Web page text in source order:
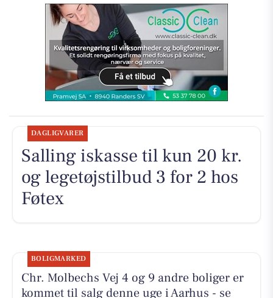
DAGLIGVARER
Salling iskasse til kun 20 kr.
og legetøjstilbud 3 for 2 hos
Føtex
BOLIGMARKED
Chr. Molbechs Vej 4 og 9 andre boliger er
kommet til salg denne uge i Aarhus - se